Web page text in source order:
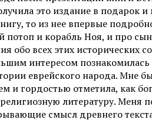
это издание в подарок
то из нее впервые
потоп и корабль Ноя, и про
обо всех этих исторических
интересом
еврейского народа. Мне
и гордостью отметила, как
литературу. Меня
смысл древнего